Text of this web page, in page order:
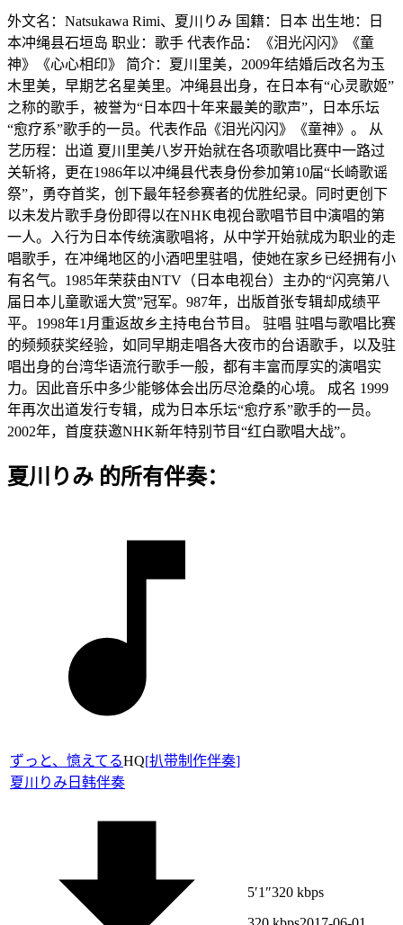
外文名：Natsukawa Rimi、夏川りみ 国籍：日本 出生地：日
本冲绳县石垣岛 职业：歌手 代表作品：《泪光闪闪》《童
神》《心心相印》 简介：夏川里美，2009年结婚后改名为玉
木里美，早期艺名星美里。冲绳县出身，在日本有“心灵歌姬”
之称的歌手，被誉为“日本四十年来最美的歌声”，日本乐坛
“愈疗系”歌手的一员。代表作品《泪光闪闪》《童神》。 从
艺历程：出道 夏川里美八岁开始就在各项歌唱比赛中一路过
关斩将，更在1986年以冲绳县代表身份参加第10届“长崎歌谣
祭”，勇夺首奖，创下最年轻参赛者的优胜纪录。同时更创下
以未发片歌手身份即得以在NHK电视台歌唱节目中演唱的第
一人。入行为日本传统演歌唱将，从中学开始就成为职业的走
唱歌手，在冲绳地区的小酒吧里驻唱，使她在家乡已经拥有小
有名气。1985年荣获由NTV（日本电视台）主办的“闪亮第八
届日本儿童歌谣大赏”冠军。987年，出版首张专辑却成绩平
平。1998年1月重返故乡主持电台节目。 驻唱 驻唱与歌唱比赛
的频频获奖经验，如同早期走唱各大夜市的台语歌手，以及驻
唱出身的台湾华语流行歌手一般，都有丰富而厚实的演唱实
力。因此音乐中多少能够体会出历尽沧桑的心境。 成名 1999
年再次出道发行专辑，成为日本乐坛“愈疗系”歌手的一员。
2002年，首度获邀NHK新年特别节目“红白歌唱大战”。
夏川りみ 的所有伴奏：
ずっと、憶えてるHQ[扒带制作伴奏]
夏川りみ 日韩伴奏
5′1″320 kbps